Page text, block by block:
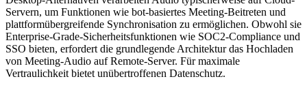
Servern, um Funktionen wie bot-basiertes Meeting-Beitreten und
plattformübergreifende Synchronisation zu ermöglichen. Obwohl sie
Enterprise-Grade-Sicherheitsfunktionen wie SOC2-Compliance und
SSO bieten, erfordert die grundlegende Architektur das Hochladen
von Meeting-Audio auf Remote-Server. Für maximale
Vertraulichkeit bietet unübertroffenen Datenschutz.